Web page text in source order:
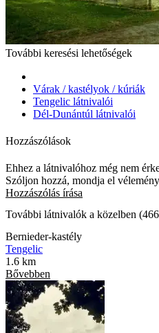
További keresési lehetőségek
Várak / kastélyok / kúriák
Tengelic látnivalói
Dél-Dunántúl látnivalói
Hozzászólások
Ehhez a látnivalóhoz még nem
Szóljon hozzá, mondja el
Hozzászólás írása
További látnivalók a közelben
Bernieder-kastély
Tengelic
1.6 km
Bővebben